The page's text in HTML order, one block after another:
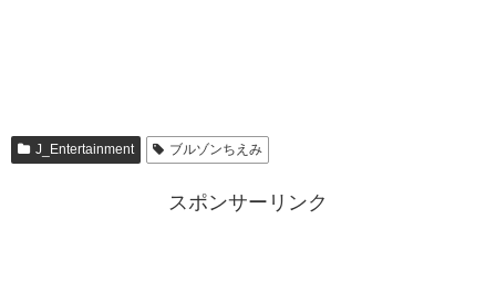
J_Entertainment ブルゾンちえみ
スポンサーリンク